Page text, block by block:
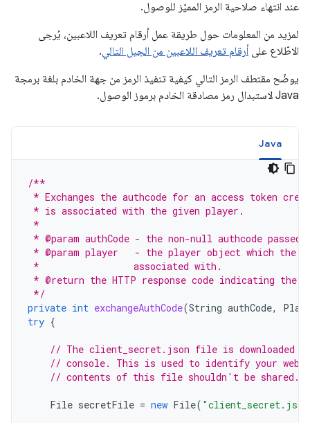
عند انتهاء صلاحية الرمز المميّز للوصول.
لمزيد من المعلومات حول طريقة عمل أرقام تعريف اللاعبين، يُرجى
الاطّلاع على أرقام تعريف اللاعبين من الجيل التالي.
يوضّح مقتطف الرمز التالي كيفية تنفيذ الرمز من جهة الخادم بلغة برمجة
Java لاستبدال رمز مصادقة الخادم برموز الوصول.
Java
/**
* Exchanges the authcode for an access token
* is associated with the given player.
*
* @param authCode - the non-null authcode
* @param player   - the player object which the
*                 associated with.
* @return the HTTP response code indicating the
*/
private int exchangeAuthCode(String authCode,
try {
// The client_secret.json file is downloaded
// console. This is used to identify your web
// contents of this file shouldn't be shared.
File secretFile = new File(